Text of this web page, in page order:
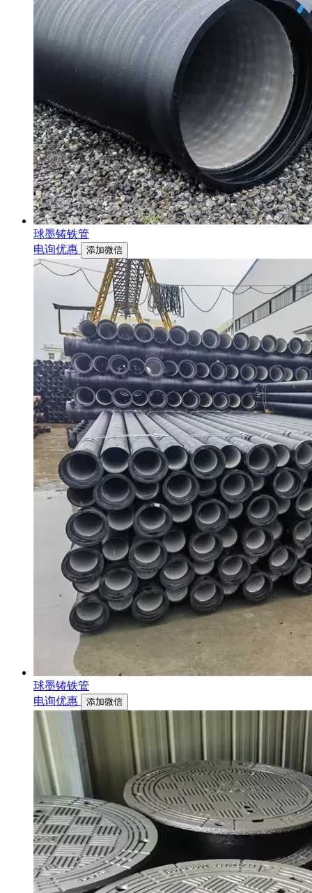
球墨铸铁管
电询优惠
添加微信
球墨铸铁管
电询优惠
添加微信